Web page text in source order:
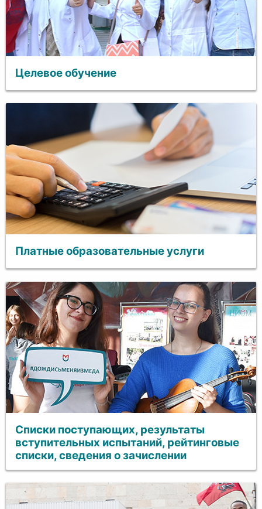
Целевое обучение
Платные образовательные услуги
Списки поступающих, результаты
вступительных испытаний, рейтинговые
списки, сведения о зачислении